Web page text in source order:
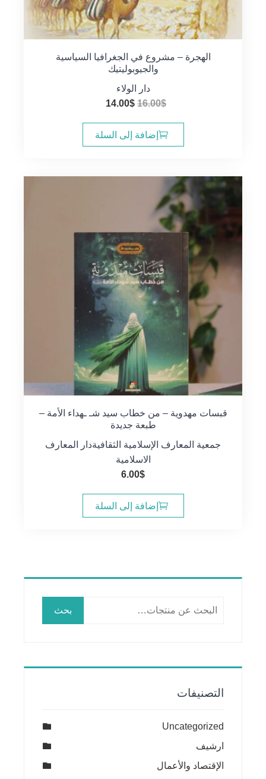
الهجرة – مشروع في الجغرافيا السياسية
والجيوبوليتيك
دار الولاء
16.00$
السعر
هو:
16.00$.
14.00$
هو:
14.00$.
إضافة إلى السلة
قبسات مهدوية – من خطاب سيد شـ ـهداء الأمة –
طبعة جديدة
جمعية المعارف الإسلامية الثقافيةدار المعارف
الاسلامية
6.00$
إضافة إلى السلة
بحث
التصنيفات
Uncategorized
ارشيف
الإقتصاد والأعمال